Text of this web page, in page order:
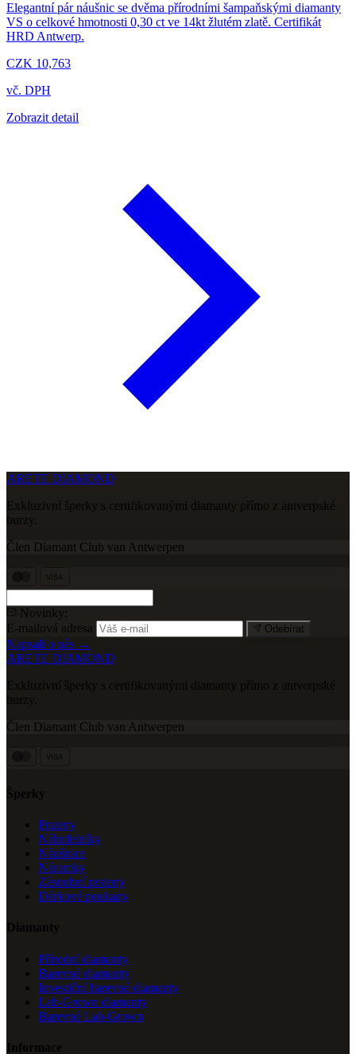
Elegantní pár náušnic se dvěma přírodními šampaňskými diamanty
VS o celkové hmotnosti 0,30 ct ve 14kt žlutém zlatě. Certifikát
HRD Antwerp.
CZK 10,763
vč. DPH
Zobrazit detail
ARETE DIAMOND
Exkluzivní šperky s certifikovanými diamanty přímo z antverpské
burzy.
Člen Diamant Club van Antwerpen
Novinky:
E-mailová adresa
Odebírat
Napsali o nás →
ARETE DIAMOND
Exkluzivní šperky s certifikovanými diamanty přímo z antverpské
burzy.
Člen Diamant Club van Antwerpen
Šperky
Prsteny
Náhrdelníky
Náušnice
Náramky
Zásnubní prsteny
Dárkové poukazy
Diamanty
Přírodní diamanty
Barevné diamanty
Investiční barevné diamanty
Lab-Grown diamanty
Barevné Lab-Grown
Informace